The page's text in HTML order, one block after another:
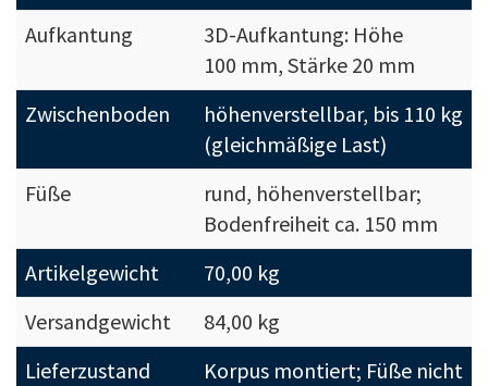
Aufkantung
3D-Aufkantung: Höhe
100 mm, Stärke 20 mm
Zwischenboden
höhenverstellbar, bis 110 kg
(gleichmäßige Last)
Füße
rund, höhenverstellbar;
Bodenfreiheit ca. 150 mm
Artikelgewicht
70,00 kg
Versandgewicht
84,00 kg
Lieferzustand
Korpus montiert; Füße nicht